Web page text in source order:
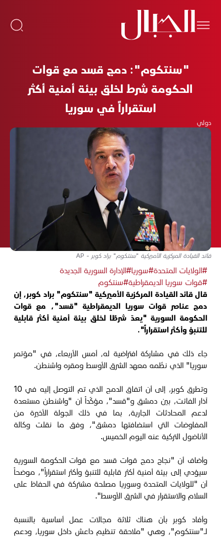
"سنتكوم": دمج قسد مع قوات
الحكومة شرط لخلق بيئة أمنية أكثر
استقراراً في سوريا
دولي
قائد القيادة المركزية الأميركية "سنتكوم" براد كوبر - AP
#الولايات المتحدة#سوريا#الإدارة السورية الجديدة
#قوات سوريا الديمقراطية#سنتكوم
قال قائد القيادة المركزية الأميركية "سنتكوم" براد كوبر، إن
دمج عناصر قوات سوريا الديمقراطية "قسد"، مع قوات
الحكومة السورية "يعدّ شرطًا لخلق بيئة أمنية أكثر قابلية
للتنبؤ وأكثر استقراراً".
جاء ذلك في مشاركة افتراضية له، أمس الأربعاء، في "مؤتمر
سوريا" الذي نظّمه معهد الشرق الأوسط ومقره واشنطن.
وتطرق كوبر، إلى أن اتفاق الدمج الذي تم التوصل إليه في 10
آذار الفائت، بين دمشق و"قسد"، مؤكّداً أن "واشنطن مستعدة
لدعم المحادثات الجارية، بما في ذلك الجولة الأخيرة من
المفاوضات التي استضافتها دمشق"، وفق ما نقلت وكالة
الأناضول التركية عنه اليوم الخميس.
وأضاف أن "نجاح دمج قوات قسد مع قوات الحكومة السورية
سيؤدي إلى بيئة أمنية أكثر قابلية للتنبؤ وأكثر استقراراً"، موضحاً
أن "للولايات المتحدة وسوريا مصلحة مشتركة في الحفاظ على
السلام والاستقرار في الشرق الأوسط".
وأفاد كوبر بأن هناك ثلاثة مجالات عمل أساسية بالنسبة
لـ"سنتكوم"، وهي "ملاحقة تنظيم داعش داخل سوريا، ودعم